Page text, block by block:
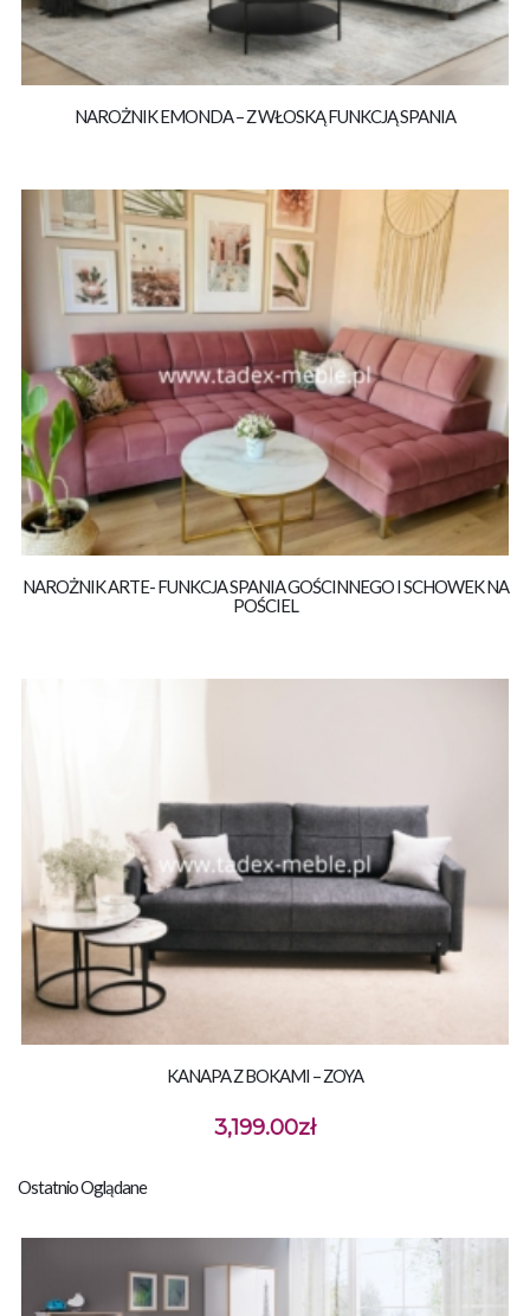
NAROŻNIK EMONDA – Z WŁOSKĄ FUNKCJĄ SPANIA
NAROŻNIK ARTE- FUNKCJA SPANIA GOŚCINNEGO I SCHOWEK NA
POŚCIEL
KANAPA Z BOKAMI – ZOYA
3,199.00zł
Ostatnio Oglądane